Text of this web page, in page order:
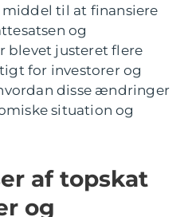
til at finansiere
og
blevet justeret flere
for investorer og
disse ændringer
situation og
af topskat
og